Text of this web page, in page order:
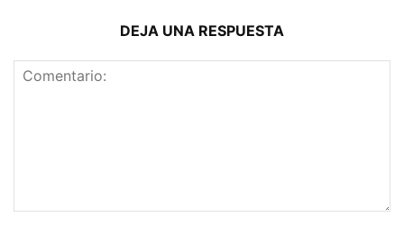
DEJA UNA RESPUESTA